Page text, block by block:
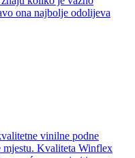
ona najbolje odolijeva
vinilne podne
mjestu. Kvaliteta Winflex